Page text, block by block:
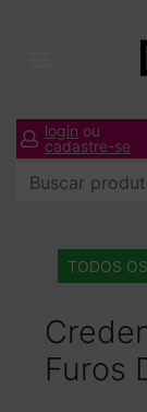
login ou
cadastre-se
TODOS
Furos